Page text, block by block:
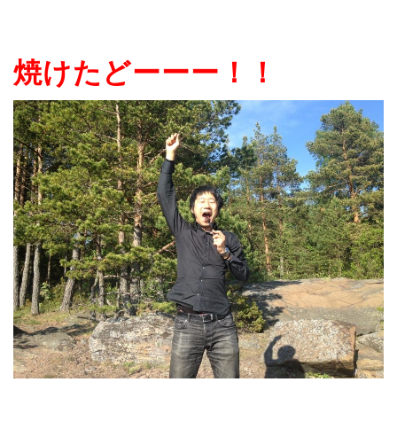
焼けたどーーー！！